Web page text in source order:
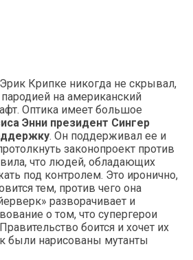
Крипке никогда не скрывал,
на американский
Оптика имеет большое
Энни президент Сингер
. Он поддерживал ее и
законопроект против
что людей, обладающих
под контролем. Это иронично,
тем, против чего она
разворачивает и
о том, что супергерои
боится и хочет их
были нарисованы мутанты